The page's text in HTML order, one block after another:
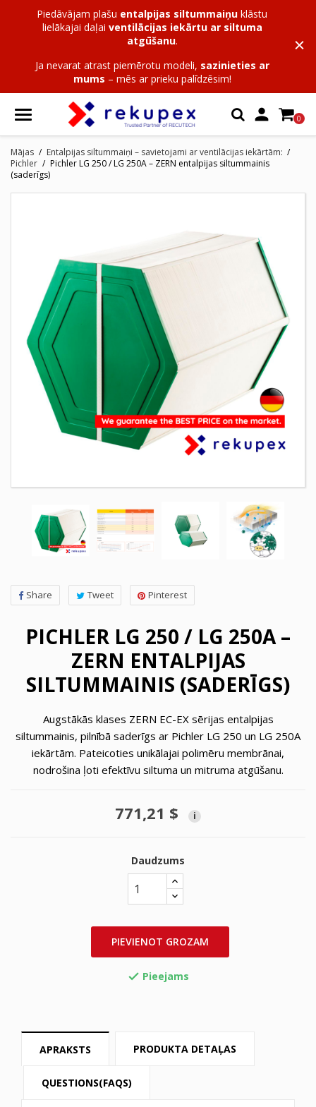
Piedāvājam plašu entalpijas siltummaiņu klāstu
lielākajai daļai ventilācijas iekārtu ar siltuma
atgūšanu.
Ja nevarat atrast piemērotu modeli, sazinieties ar
mums – mēs ar prieku palīdzēsim!
 0
Mājas
Entalpijas siltummaiņi – savietojami ar ventilācijas iekārtām:
Pichler
Pichler LG 250 / LG 250A – ZERN entalpijas siltummainis
(saderīgs)
Share Tweet Pinterest
PICHLER LG 250 / LG 250A –
ZERN ENTALPIJAS
SILTUMMAINIS (SADERĪGS)
Augstākās klases ZERN EC-EX sērijas entalpijas
siltummainis, pilnībā saderīgs ar Pichler LG 250 un LG 250A
iekārtām. Pateicoties unikālajai polimēru membrānai,
nodrošina ļoti efektīvu siltuma un mitruma atgūšanu.
771,21 $ i
Daudzums
PIEVIENOT GROZAM
 Pieejams
APRAKSTS PRODUKTA DETAĻAS
QUESTIONS(FAQS)